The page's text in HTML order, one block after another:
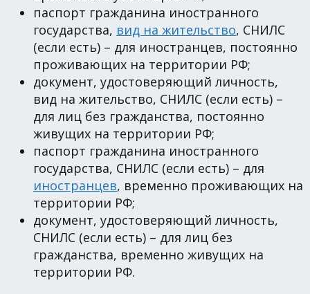
паспорт гражданина иностранного
государства, вид на жительство, СНИЛС
(если есть) – для иностранцев, постоянно
проживающих на территории РФ;
документ, удостоверяющий личность,
вид на жительство, СНИЛС (если есть) –
для лиц без гражданства, постоянно
живущих на территории РФ;
паспорт гражданина иностранного
государства, СНИЛС (если есть) – для
иностранцев, временно проживающих на
территории РФ;
документ, удостоверяющий личность,
СНИЛС (если есть) – для лиц без
гражданства, временно живущих на
территории РФ.